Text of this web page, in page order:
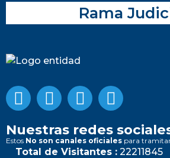
Rama
Nuestras redes
Estos No son canales oficiales para
Total de Visitantes : 22211845